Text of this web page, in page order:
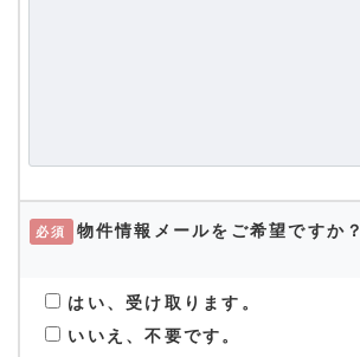
必須 物件情報メールをご希望ですか？
はい、受け取ります。
いいえ、不要です。